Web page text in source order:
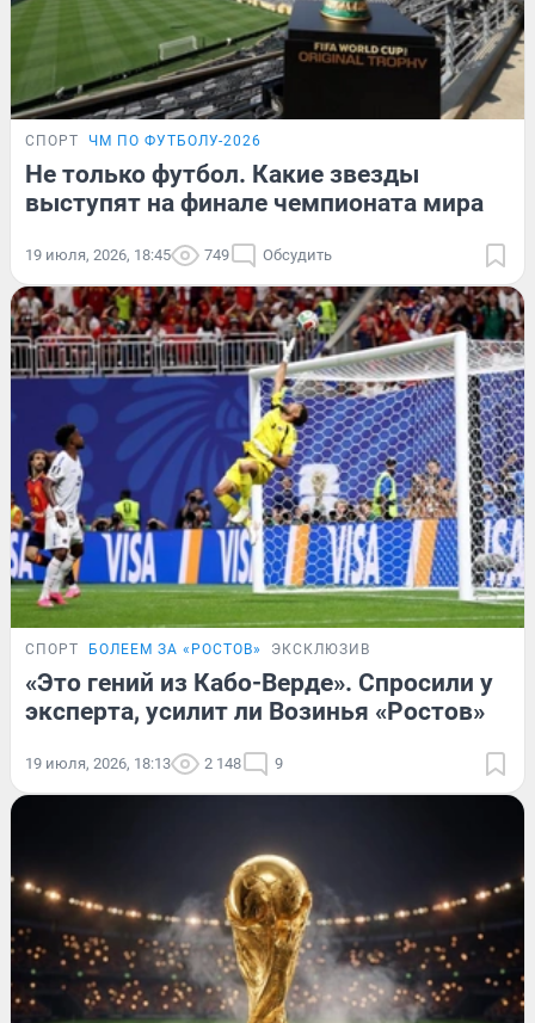
СПОРТ ЧМ ПО ФУТБОЛУ-2026
Не только футбол. Какие звезды
выступят на финале чемпионата мира
19 июля, 2026, 18:45 749 Обсудить
СПОРТ БОЛЕЕМ ЗА «РОСТОВ» ЭКСКЛЮЗИВ
«Это гений из Кабо-Верде». Спросили у
эксперта, усилит ли Возинья «Ростов»
19 июля, 2026, 18:13 2 148 9